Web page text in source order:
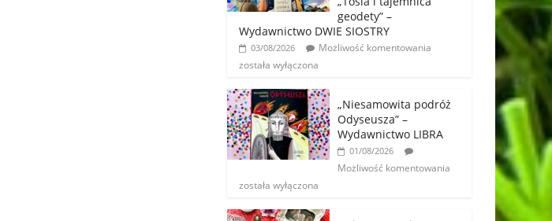
geodety” –
Wydawnictwo DWIE SIOSTRY
03/08/2026
Możliwość komentowania
została wyłączona
„Niesamowita podróż
Odyseusza” –
Wydawnictwo LIBRA
01/08/2026
Możliwość komentowania
została wyłączona